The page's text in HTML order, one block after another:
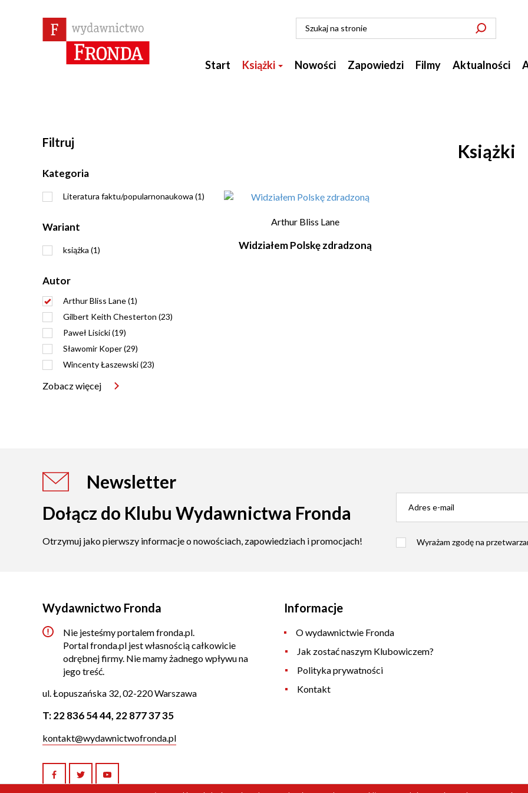
Start Książki Nowości Zapowiedzi Filmy Aktualności
Filtruj
Kategoria
Literatura faktu/popularnonaukowa (1)
Wariant
książka (1)
Autor
Arthur Bliss Lane (1)
Gilbert Keith Chesterton (23)
Paweł Lisicki (19)
Sławomir Koper (29)
Wincenty Łaszewski (23)
Zobacz więcej
Książki
Arthur Bliss Lane
Widziałem Polskę zdradzoną
Newsletter
Dołącz do Klubu Wydawnictwa Fronda
Otrzymuj jako pierwszy informacje o nowościach, zapowiedziach i promocjach! Wyrażam zgodę na
Wydawnictwo Fronda
Nie jesteśmy portalem fronda.pl.
Portal fronda.pl jest własnością całkowicie
odrębnej firmy. Nie mamy żadnego wpływu na
jego treść.
ul. Łopuszańska 32, 02-220 Warszawa
T:22 836 54 44, 22 877 37 35
kontakt@wydawnictwofronda.pl
Informacje
O wydawnictwie Fronda
Jak zostać naszym Klubowiczem?
Polityka prywatności
Kontakt